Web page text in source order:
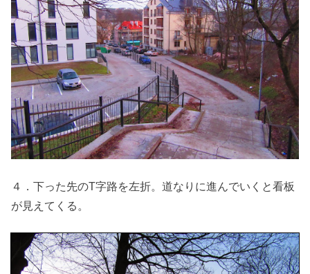
４．下った先のT字路を左折。道なりに進んでいくと看板
が見えてくる。